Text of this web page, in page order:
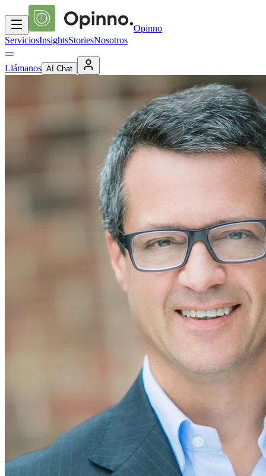
Opinno
ServiciosInsightsStoriesNosotros
Llámanos AI Chat